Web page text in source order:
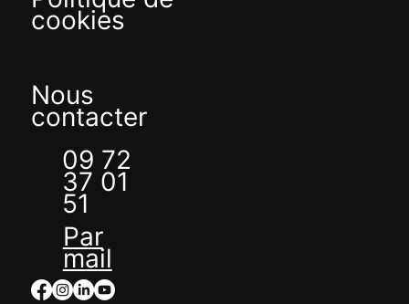
cookies
Nous
contacter
09 72
37 01
51
Par
mail